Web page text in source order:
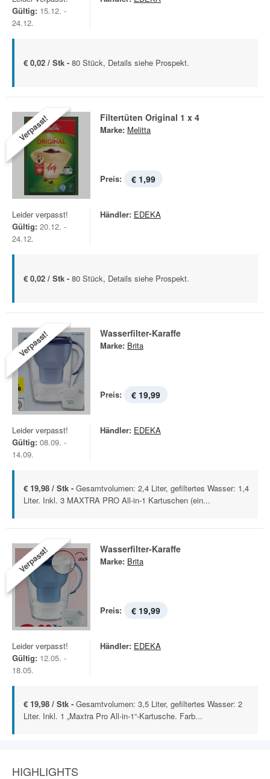
Gültig: 15.12. -
24.12.
€ 0,02 / Stk - 80 Stück, Details siehe Prospekt.
Verpasst! Filtertüten Original 1 x 4
Marke: Melitta
Preis: € 1,99
Leider verpasst!
Gültig: 20.12. -
24.12.
Händler: EDEKA
€ 0,02 / Stk - 80 Stück, Details siehe Prospekt.
Verpasst! Wasserfilter-Karaffe
Marke: Brita
Preis: € 19,99
Leider verpasst!
Gültig: 08.09. -
14.09.
Händler: EDEKA
€ 19,98 / Stk - Gesamtvolumen: 2,4 Liter, gefiltertes Wasser: 1,4
Liter. Inkl. 3 MAXTRA PRO All-in-1 Kartuschen (ein...
Verpasst! Wasserfilter-Karaffe
Marke: Brita
Preis: € 19,99
Leider verpasst!
Gültig: 12.05. -
18.05.
Händler: EDEKA
€ 19,98 / Stk - Gesamtvolumen: 3,5 Liter, gefiltertes Wasser: 2
Liter. Inkl. 1 „Maxtra Pro All-in-1“-Kartusche. Farb...
HIGHLIGHTS